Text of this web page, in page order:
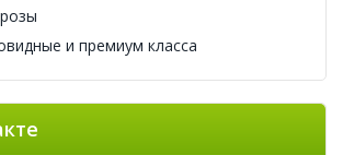
и премиум класса